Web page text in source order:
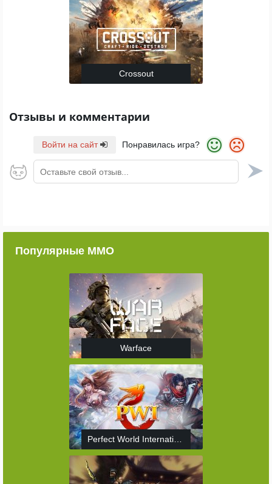
Crossout
Отзывы и комментарии
Войти на сайт Понравилась игра?
Оставьте свой отзыв...
Популярные ММО
Warface
Perfect World International